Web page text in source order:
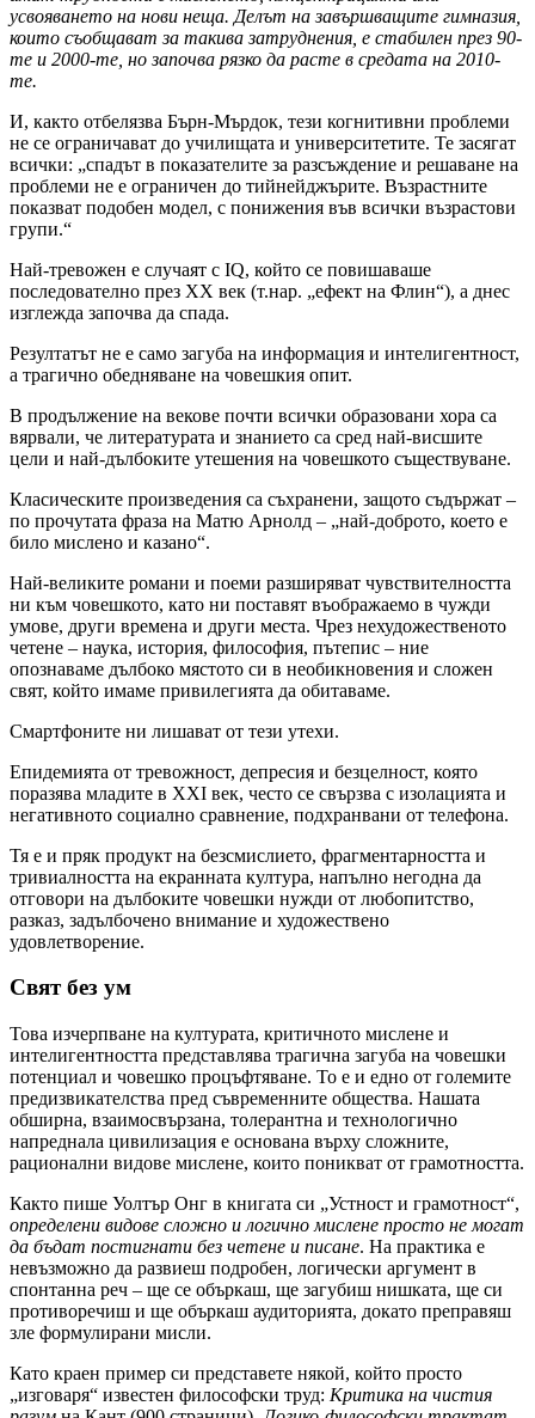
усвояването на нови неща. Делът на завършващите гимназия,
които съобщават за такива затруднения, е стабилен през 90-
те и 2000-те, но започва рязко да расте в средата на 2010-
те.
И, както отбелязва Бърн-Мърдок, тези когнитивни проблеми
не се ограничават до училищата и университетите. Те засягат
всички: „спадът в показателите за разсъждение и решаване на
проблеми не е ограничен до тийнейджърите. Възрастните
показват подобен модел, с понижения във всички възрастови
групи.“
Най-тревожен е случаят с IQ, който се повишаваше
последователно през XX век (т.нар. „ефект на Флин“), а днес
изглежда започва да спада.
Резултатът не е само загуба на информация и интелигентност,
а трагично обедняване на човешкия опит.
В продължение на векове почти всички образовани хора са
вярвали, че литературата и знанието са сред най-висшите
цели и най-дълбоките утешения на човешкото съществуване.
Класическите произведения са съхранени, защото съдържат –
по прочутата фраза на Матю Арнолд – „най-доброто, което е
било мислено и казано“.
Най-великите романи и поеми разширяват чувствителността
ни към човешкото, като ни поставят въображаемо в чужди
умове, други времена и други места. Чрез нехудожественото
четене – наука, история, философия, пътепис – ние
опознаваме дълбоко мястото си в необикновения и сложен
свят, който имаме привилегията да обитаваме.
Смартфоните ни лишават от тези утехи.
Епидемията от тревожност, депресия и безцелност, която
поразява младите в XXI век, често се свързва с изолацията и
негативното социално сравнение, подхранвани от телефона.
Тя е и пряк продукт на безсмислието, фрагментарността и
тривиалността на екранната култура, напълно негодна да
отговори на дълбоките човешки нужди от любопитство,
разказ, задълбочено внимание и художествено
удовлетворение.
Свят без ум
Това изчерпване на културата, критичното мислене и
интелигентността представлява трагична загуба на човешки
потенциал и човешко процъфтяване. То е и едно от големите
предизвикателства пред съвременните общества. Нашата
обширна, взаимосвързана, толерантна и технологично
напреднала цивилизация е основана върху сложните,
рационални видове мислене, които поникват от грамотността.
Както пише Уолтър Онг в книгата си „Устност и грамотност“,
определени видове сложно и логично мислене просто не могат
да бъдат постигнати без четене и писане. На практика е
невъзможно да развиеш подробен, логически аргумент в
спонтанна реч – ще се объркаш, ще загубиш нишката, ще си
противоречиш и ще объркаш аудиторията, докато преправяш
зле формулирани мисли.
Като краен пример си представете някой, който просто
„изговаря“ известен философски труд: Критика на чистия